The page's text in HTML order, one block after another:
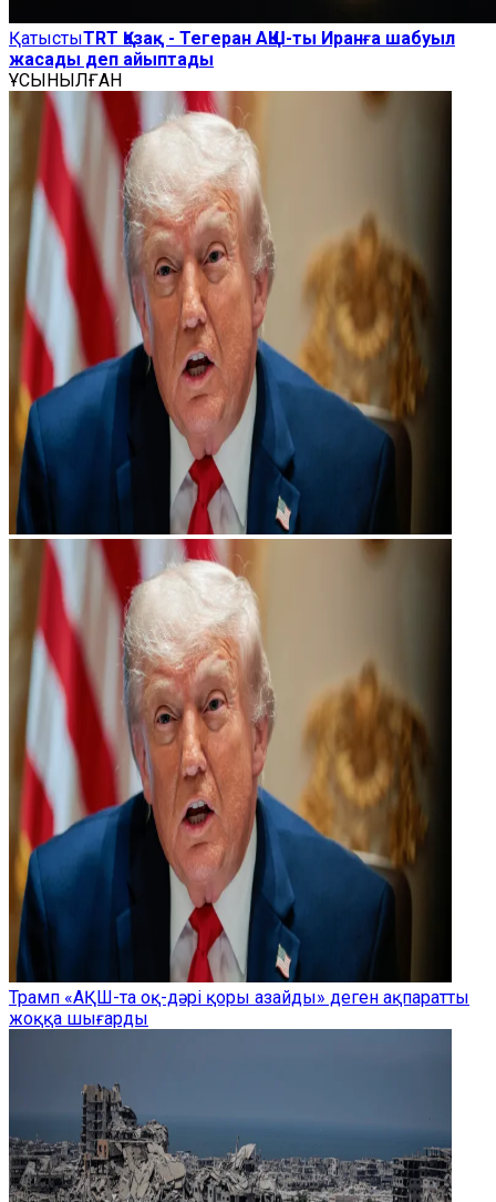
ҚатыстыTRT Қазақ - Тегеран АҚШ-ты Иранға шабуыл
жасады деп айыптады
ҰСЫНЫЛҒАН
Трамп «АҚШ-та оқ-дәрі қоры азайды» деген ақпаратты
жоққа шығарды